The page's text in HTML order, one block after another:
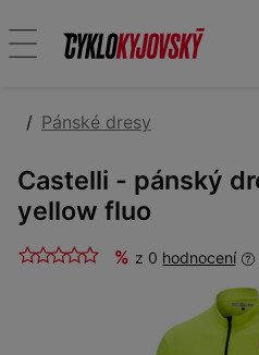
Pánské dresy
Castelli - pánský
yellow fluo
% z 0 hodnocení